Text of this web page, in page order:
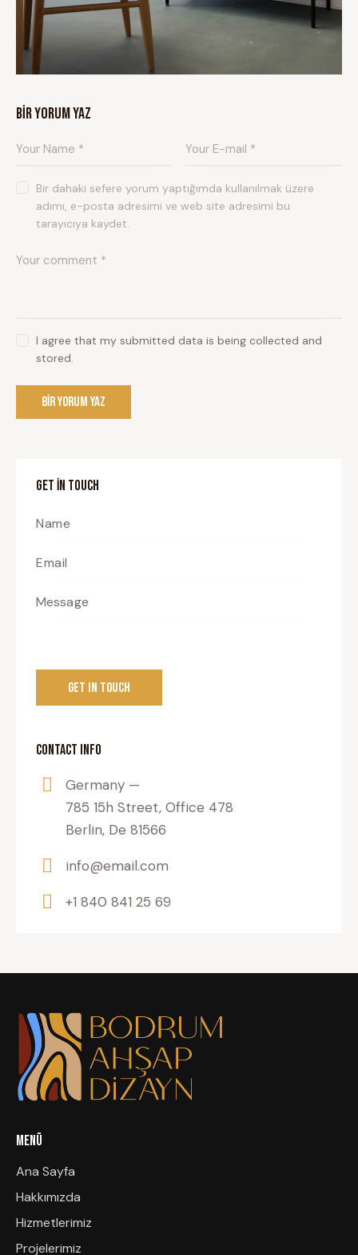
BIR YORUM YAZ
Bir dahaki sefere yorum yaptığımda kullanılmak üzere
adımı, e-posta adresimi ve web site adresimi bu
tarayıcıya kaydet.
I agree that my submitted data is being collected and
stored.
GET IN TOUCH
CONTACT INFO
Germany —
785 15h Street, Office 478
Berlin, De 81566
info@email.com
+1 840 841 25 69
MENÜ
Ana Sayfa
Hakkımızda
Hizmetlerimiz
Projelerimiz